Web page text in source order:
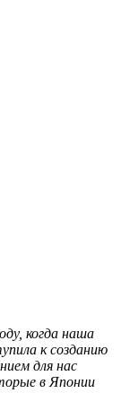
когда наша
к созданию
для нас
в Японии